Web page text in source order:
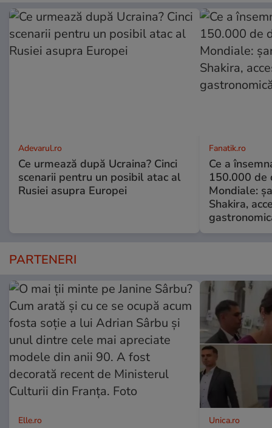
Adevarul.ro
Ce urmează după Ucraina? Cinci
scenarii pentru un posibil atac al
Rusiei asupra Europei
Fanatik.ro
Ce a
150.000 de
Mondiale:
Shakira,
PARTENERI
Elle.ro Unica.ro